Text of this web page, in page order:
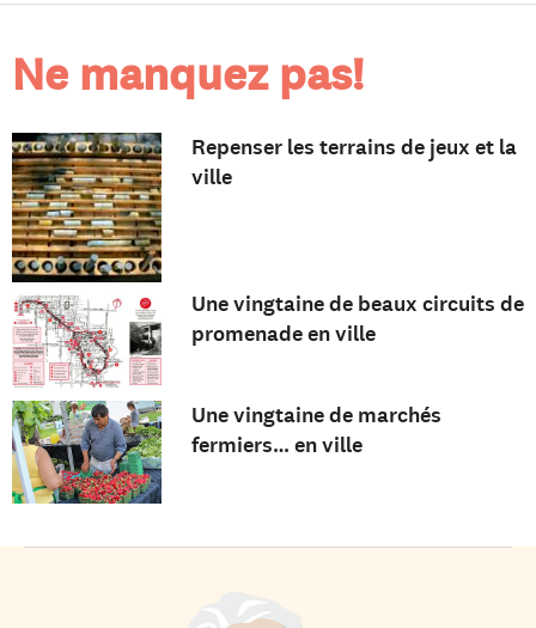
Ne manquez pas!
Repenser les terrains de jeux et la
ville
Une vingtaine de beaux circuits de
promenade en ville
Une vingtaine de marchés
fermiers… en ville